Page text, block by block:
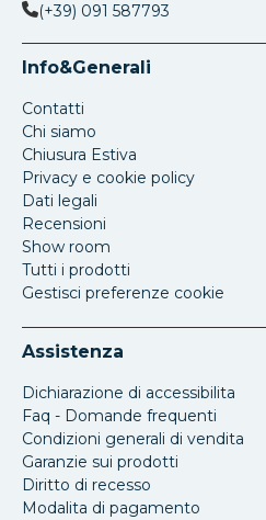
(+39) 091 587793
Info&Generali
Contatti
Chi siamo
Chiusura Estiva
Privacy e cookie policy
Dati legali
Recensioni
Show room
Tutti i prodotti
Gestisci preferenze cookie
Assistenza
Dichiarazione di accessibilita
Faq - Domande frequenti
Condizioni generali di vendita
Garanzie sui prodotti
Diritto di recesso
Modalita di pagamento